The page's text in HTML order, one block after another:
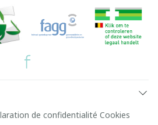
de confidentialité Cookies